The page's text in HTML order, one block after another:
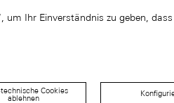
um Ihr Einverständnis zu geben,
Cookies
ablehnen